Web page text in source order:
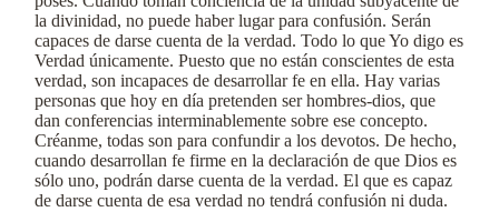
la divinidad, no puede haber lugar para confusión. Serán
capaces de darse cuenta de la verdad. Todo lo que Yo digo es
Verdad únicamente. Puesto que no están conscientes de esta
verdad, son incapaces de desarrollar fe en ella. Hay varias
personas que hoy en día pretenden ser hombres-dios, que
dan conferencias interminablemente sobre ese concepto.
Créanme, todas son para confundir a los devotos. De hecho,
cuando desarrollan fe firme en la declaración de que Dios es
sólo uno, podrán darse cuenta de la verdad. El que es capaz
de darse cuenta de esa verdad no tendrá confusión ni duda.